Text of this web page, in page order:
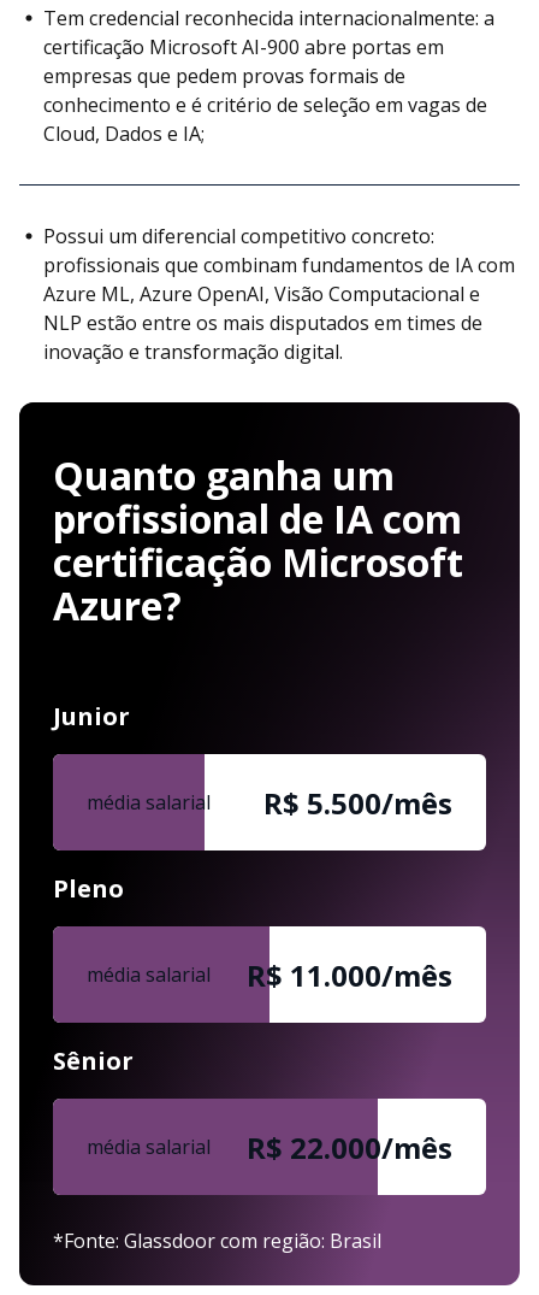
Tem credencial reconhecida internacionalmente: a
certificação Microsoft AI-900 abre portas em
empresas que pedem provas formais de
conhecimento e é critério de seleção em vagas de
Cloud, Dados e IA;
Possui um diferencial competitivo concreto:
profissionais que combinam fundamentos de IA com
Azure ML, Azure OpenAI, Visão Computacional e
NLP estão entre os mais disputados em times de
inovação e transformação digital.
Quanto ganha um
profissional de IA com
certificação Microsoft
Azure?
Junior
média salarial R$ 5.500/mês
Pleno
média salarial R$ 11.000/mês
Sênior
média salarial R$ 22.000/mês
*Fonte: Glassdoor com região: Brasil